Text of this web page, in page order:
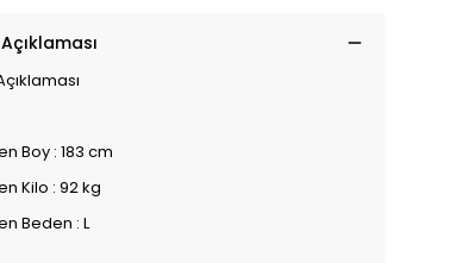
Boy : 183 cm
Kilo : 92 kg
Beden : L